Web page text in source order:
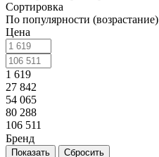
Сортировка
По популярности (возрастание)
Цена
1 619
27 842
54 065
80 288
106 511
Бренд
Сбросить